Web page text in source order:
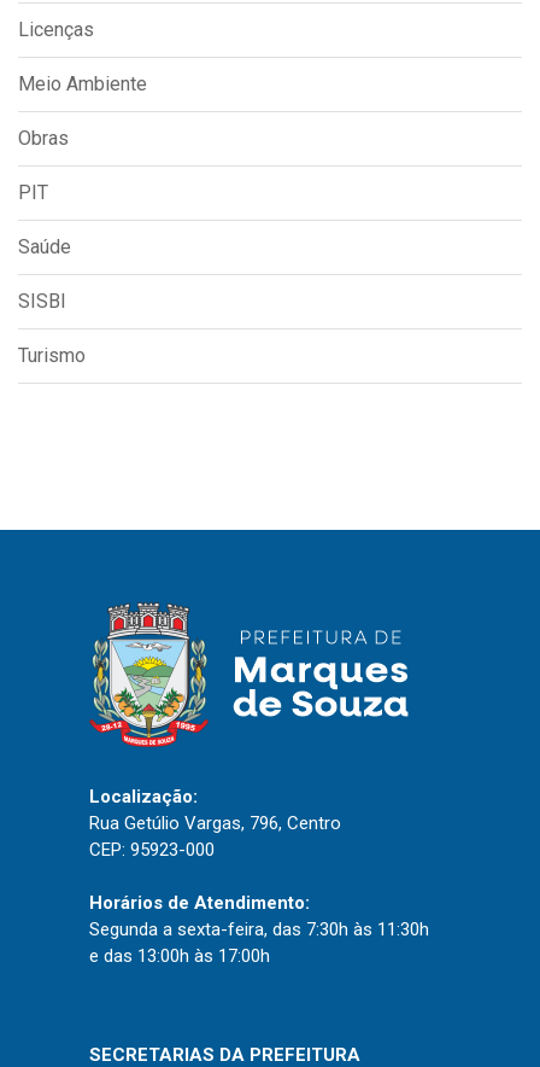
Licenças
Meio Ambiente
Obras
PIT
Saúde
SISBI
Turismo
Localização:
Rua Getúlio Vargas, 796, Centro
CEP: 95923-000
Horários de Atendimento:
Segunda a sexta-feira, das 7:30h às 11:30h
e das 13:00h às 17:00h
SECRETARIAS DA PREFEITURA